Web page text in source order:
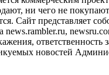
ни чего не
Сайт представляет
news.rambler.ru,
ответственность
новостей